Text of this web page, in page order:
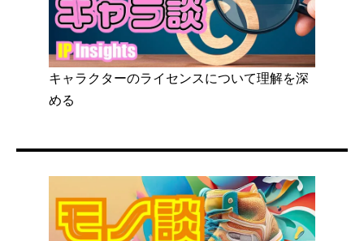
キャラクターのライセンスについて理解を深
める